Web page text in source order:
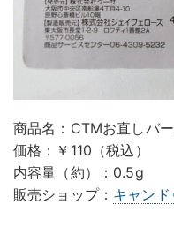
商品名：CTMお直しバ
価格：￥110（税込）
内容量（約）：0.5g
販売ショップ： キャンド